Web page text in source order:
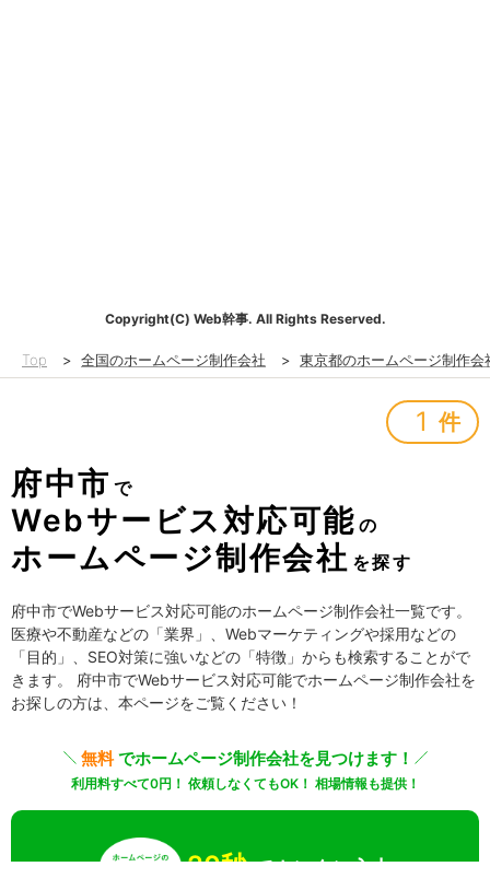
Copyright(C) Web幹事. All Rights Reserved.
Top > 全国のホームページ制作会社 > 東京都のホームページ制作会
1 件
府中市 で
Webサービス対応可能 の
ホームページ制作会社 を探す
府中市でWebサービス対応可能のホームページ制作会社一覧です。
医療や不動産などの「業界」、Webマーケティングや採用などの
「目的」、SEO対策に強いなどの「特徴」からも検索することがで
きます。 府中市でWebサービス対応可能でホームページ制作会社を
お探しの方は、本ページをご覧ください！
無料でホームページ制作会社を見つけます！
利用料すべて0円！ 依頼しなくてもOK！ 相場情報も提供！
20秒 でカンタン入力